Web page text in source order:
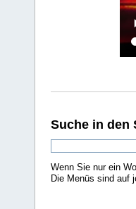
Suche in den
Wenn Sie nur ein
Die Menüs sind auf